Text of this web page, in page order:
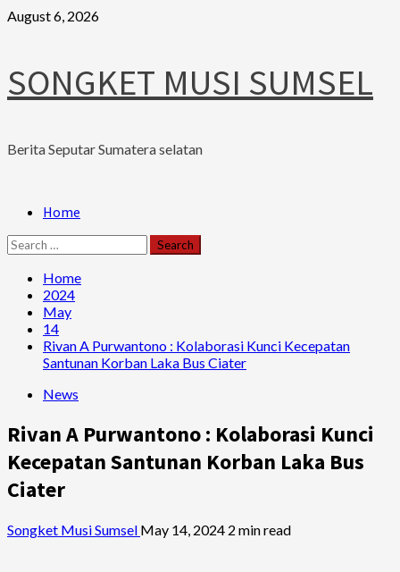
Skip
August 6, 2026
SONGKET MUSI SUMSEL
Berita Seputar Sumatera selatan
PrimaryHome
Search
for:
Home
2024
May
14
Rivan A Purwantono : Kolaborasi Kunci Kecepatan
Santunan Korban Laka Bus Ciater
News
Rivan A Purwantono : Kolaborasi Kunci
Kecepatan Santunan Korban Laka Bus
Ciater
Songket Musi Sumsel May 14, 2024 2 min read